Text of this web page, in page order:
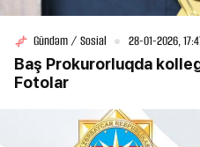
Gündəm / Sosial 28-01-2026,
Baş Prokurorluqda
Fotolar